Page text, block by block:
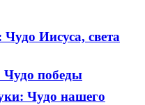
Иисуса, света
Чудо победы
Чудо нашего